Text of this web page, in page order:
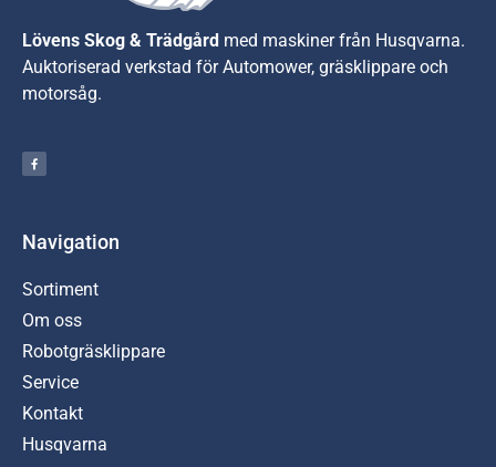
Lövens Skog & Trädgård med maskiner från Husqvarna.
Auktoriserad verkstad för Automower, gräsklippare och
motorsåg.
Navigation
Sortiment
Om oss
Robotgräsklippare
Service
Kontakt
Husqvarna